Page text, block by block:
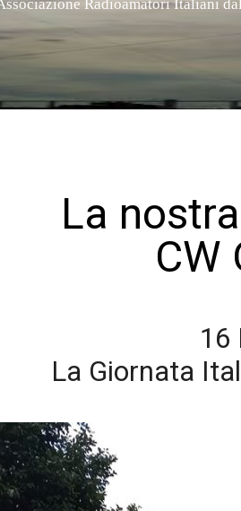
Radioamatori Italiani
La
CW
16
La Giornata